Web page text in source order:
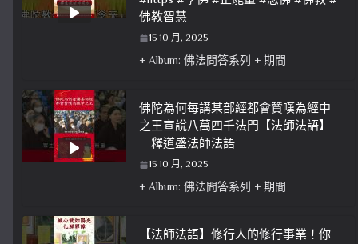
佛教智慧
15 10 月, 2025
+ Album: 佛法問答系列 + 期間
佛陀為何每講某部經都會贊嘆為經中
之王宣說八萬四千法門【法師法語】
｜釋道盛法師法語
15 10 月, 2025
+ Album: 佛法問答系列 + 期間
【法師法語】修行人的修行事業！你